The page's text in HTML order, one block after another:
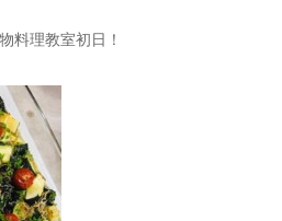
料理教室初日！